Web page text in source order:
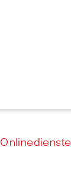
Onlinedienste